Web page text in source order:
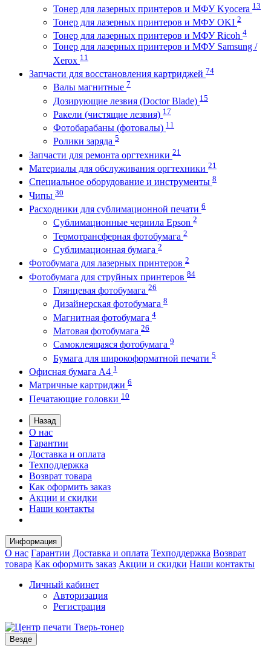
Тонер для лазерных принтеров и МФУ Kyocera 13
Тонер для лазерных принтеров и МФУ OKI 2
Тонер для лазерных принтеров и МФУ Ricoh 4
Тонер для лазерных принтеров и МФУ Samsung /
Xerox 11
Запчасти для восстановления картриджей 74
Валы магнитные 7
Дозирующие лезвия (Doctor Blade) 15
Ракели (чистящие лезвия) 17
Фотобарабаны (фотовалы) 11
Ролики заряда 5
Запчасти для ремонта оргтехники 21
Материалы для обслуживания оргтехники 21
Специальное оборудование и инструменты 8
Чипы 30
Расходники для сублимационной печати 6
Сублимационные чернила Epson 2
Термотрансферная фотобумага 2
Сублимационная бумага 2
Фотобумага для лазерных принтеров 2
Фотобумага для струйных принтеров 84
Глянцевая фотобумага 26
Дизайнерская фотобумага 8
Магнитная фотобумага 4
Матовая фотобумага 26
Самоклеящаяся фотобумага 9
Бумага для широкоформатной печати 5
Офисная бумага А4 1
Матричные картриджи 6
Печатающие головки 10
Назад
О нас
Гарантии
Доставка и оплата
Техподдержка
Возврат товара
Как оформить заказ
Акции и скидки
Наши контакты
Информация
О нас Гарантии Доставка и оплата Техподдержка Возврат
товара Как оформить заказ Акции и скидки Наши контакты
Личный кабинет
Авторизация
Регистрация
Везде